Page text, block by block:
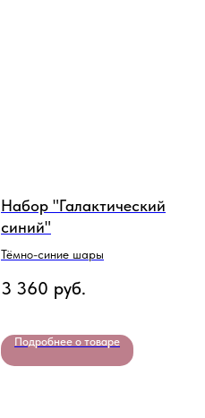
Набор "Галактический
синий"
Тёмно-синие шары
3 360 руб.
Подробнее о товаре